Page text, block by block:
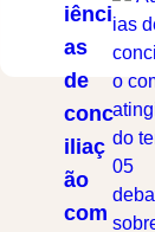
iênci
as
de
conc
iliaç
ão
com